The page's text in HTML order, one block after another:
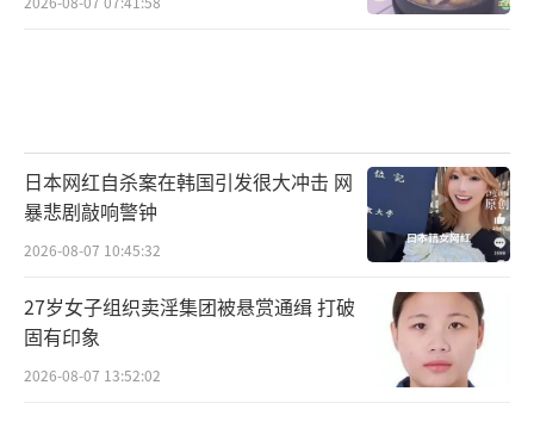
日本网红自杀案在韩国引发很大冲击 网
暴悲剧敲响警钟
2026-08-07 10:45:32
27岁女子组织卖淫集团被悬赏通缉 打破
固有印象
2026-08-07 13:52:02